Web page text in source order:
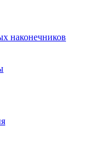
наконечников